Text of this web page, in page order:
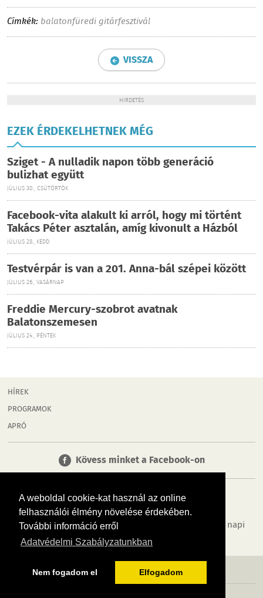
A weboldal cookie-kat használ az online
felhasználói élmény növelése érdekében.
További információ erről
Adatvédelmi Szabályzatunkban
Nem fogadom el Elfogadom
Címkék: balatonfüredi gitárfesztivál
VISSZA
HIRDETÉS
EZEK ÉRDEKELHETNEK MÉG
Sziget - A nulladik napon több generáció
bulizhat együtt
JÚLIUS 30., CSÜTÖRTÖK
Facebook-vita alakult ki arról, hogy mi történt
Takács Péter asztalán, amíg kivonult a Házból
JÚLIUS 28., KEDD
Testvérpár is van a 201. Anna-bál szépei között
JÚLIUS 26., VASÁRNAP
Freddie Mercury-szobrot avatnak
Balatonszemesen
JÚLIUS 24., PÉNTEK
HÍREK
PROGRAMOK
APRÓ
Kövess minket a Facebook-on
Tudj meg többet városodról! Hírek, programok, képek, napi
menü, cégek…. és minden, ami Tolna
MÉDIAAJÁNLÓ ADATVÉDELEM IMPRESSZUM RÓLUNK